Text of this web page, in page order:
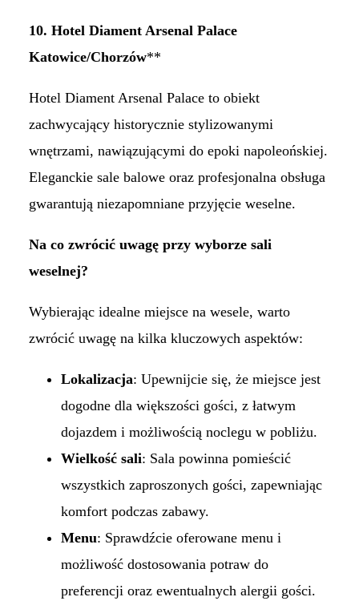
10. Hotel Diament Arsenal Palace
Katowice/Chorzów**
Hotel Diament Arsenal Palace to obiekt
zachwycający historycznie stylizowanymi
wnętrzami, nawiązującymi do epoki napoleońskiej.
Eleganckie sale balowe oraz profesjonalna obsługa
gwarantują niezapomniane przyjęcie weselne. ​
Na co zwrócić uwagę przy wyborze sali
weselnej?
Wybierając idealne miejsce na wesele, warto
zwrócić uwagę na kilka kluczowych aspektów:
Lokalizacja: Upewnijcie się, że miejsce jest
dogodne dla większości gości, z łatwym
dojazdem i możliwością noclegu w pobliżu.​
Wielkość sali: Sala powinna pomieścić
wszystkich zaproszonych gości, zapewniając
komfort podczas zabawy.​
Menu: Sprawdźcie oferowane menu i
możliwość dostosowania potraw do
preferencji oraz ewentualnych alergii gości.​